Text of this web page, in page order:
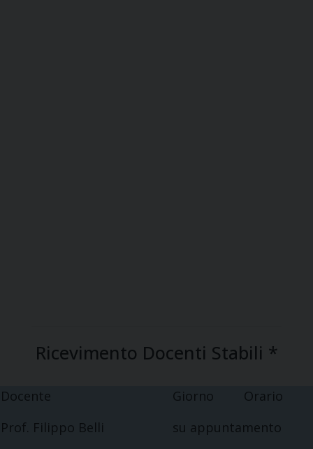
Ricevimento Docenti Stabili *
Docente Giorno
Orario
Prof. Filippo Belli
su appuntamento